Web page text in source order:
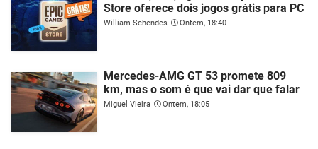
Store oferece dois jogos grátis para PC
William Schendes Ontem, 18:40
Mercedes-AMG GT 53 promete 809
km, mas o som é que vai dar que falar
Miguel Vieira Ontem, 18:05